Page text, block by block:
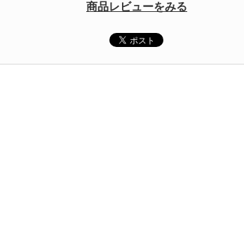
商品レビューをみる